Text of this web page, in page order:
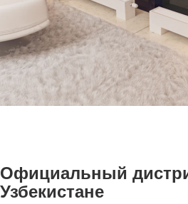
Официальный
Узбекистане